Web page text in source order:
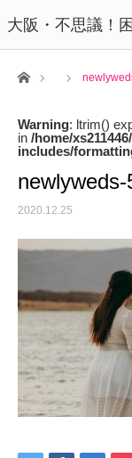
大阪・不思議！
ホーム
Warning: ltrim()
in /home/
includes/
2020.12.25